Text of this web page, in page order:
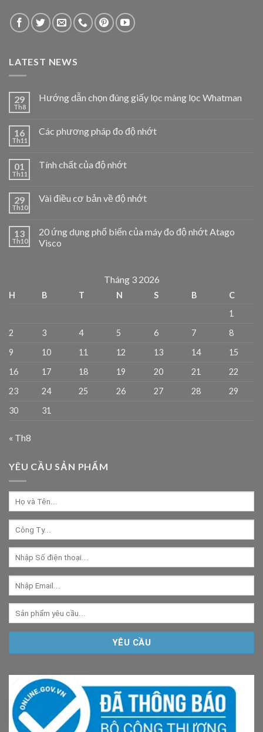
LATEST NEWS
29
Th8
Hướng dẫn chọn đúng giấy lọc màng lọc Whatman
16
Th11
Các phương pháp đo độ nhớt
01
Th11
Tính chất của độ nhớt
29
Th10
Vài điều cơ bản về độ nhớt
13
Th10
20 ứng dụng phổ biến của máy đo độ nhớt Atago
Visco
Tháng 3 2026
H B T N S B
C
1
2
3 4 5 6 7
8
9
10 11 12 13 14
15
16
17 18 19 20 21
22
23
24 25 26 27 28
29
30
31
« Th8
YÊU CẦU SẢN PHẨM